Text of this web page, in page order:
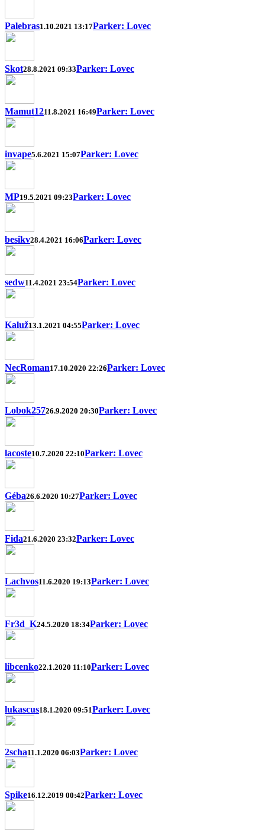
Palebras1.10.2021 13:17Parker: Lovec
Skot28.8.2021 09:33Parker: Lovec
Mamut1211.8.2021 16:49Parker: Lovec
invape5.6.2021 15:07Parker: Lovec
MP19.5.2021 09:23Parker: Lovec
besikv28.4.2021 16:06Parker: Lovec
sedw11.4.2021 23:54Parker: Lovec
Kaluž13.1.2021 04:55Parker: Lovec
NecRoman17.10.2020 22:26Parker: Lovec
Lobok25726.9.2020 20:30Parker: Lovec
lacoste10.7.2020 22:10Parker: Lovec
Géba26.6.2020 10:27Parker: Lovec
Fida21.6.2020 23:32Parker: Lovec
Lachvos11.6.2020 19:13Parker: Lovec
Fr3d_K24.5.2020 18:34Parker: Lovec
libcenko22.1.2020 11:10Parker: Lovec
lukascus18.1.2020 09:51Parker: Lovec
2scha11.1.2020 06:03Parker: Lovec
Spike16.12.2019 00:42Parker: Lovec